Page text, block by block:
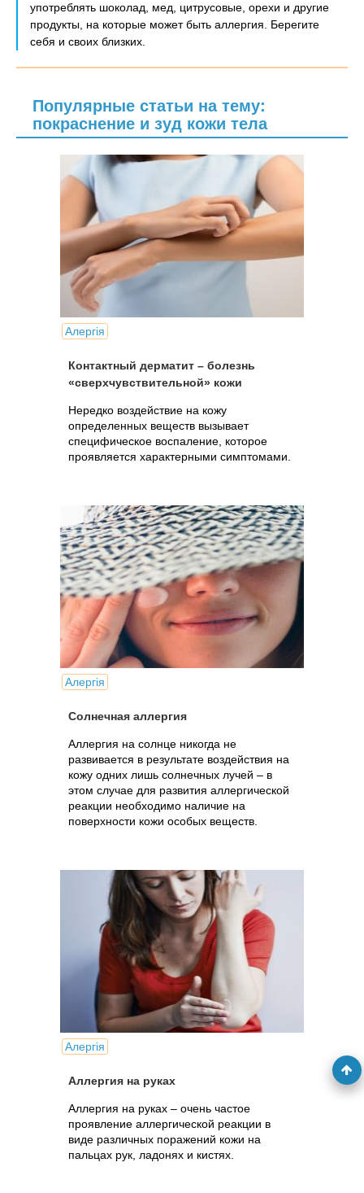
употреблять шоколад, мед, цитрусовые, орехи и другие
продукты, на которые может быть аллергия. Берегите
себя и своих близких.
Популярные статьи на тему:
покраснение и зуд кожи тела
Алергія
Контактный дерматит – болезнь
«сверхчувствительной» кожи
Нередко воздействие на кожу
определенных веществ вызывает
специфическое воспаление, которое
проявляется характерными симптомами.
Алергія
Солнечная аллергия
Аллергия на солнце никогда не
развивается в результате воздействия на
кожу одних лишь солнечных лучей – в
этом случае для развития аллергической
реакции необходимо наличие на
поверхности кожи особых веществ.
Алергія
Аллергия на руках
Аллергия на руках – очень частое
проявление аллергической реакции в
виде различных поражений кожи на
пальцах рук, ладонях и кистях.